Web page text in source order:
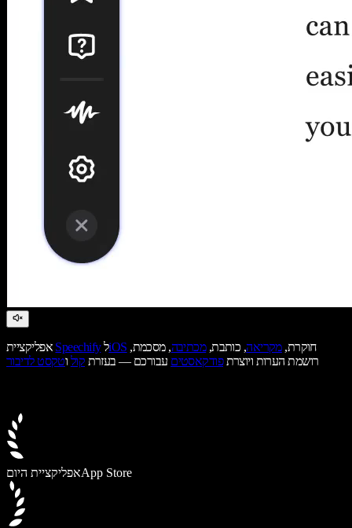
אפליקציית Speechify לiOS חוקרת,מקריאה, כותבת,מכתיבה, מסכמת,
רושמת הערות ויוצרתפודקאסטים עבורכם — בעזרת קול וטקסט לדיבור
אפליקציית היוםApp Store